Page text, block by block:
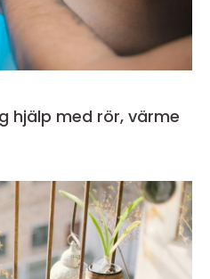
hjälp med rör, värme